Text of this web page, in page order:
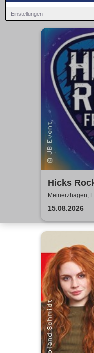
Einstellungen
Hicks
Grenzenlos
Meinerzhagen,
15.08.2026